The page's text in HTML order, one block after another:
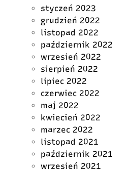
styczeń 2023
grudzień 2022
listopad 2022
październik 2022
wrzesień 2022
sierpień 2022
lipiec 2022
czerwiec 2022
maj 2022
kwiecień 2022
marzec 2022
listopad 2021
październik 2021
wrzesień 2021